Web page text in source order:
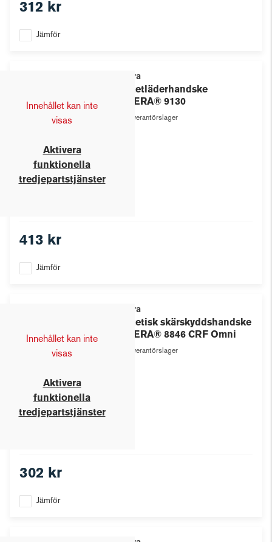
312 kr
Jämför
Innehållet kan inte
visas
Aktivera
funktionella
tredjepartstjänster
Tegera
Syntetläderhandske
TEGERA® 9130
Leverantörslager
413 kr
Jämför
Innehållet kan inte
visas
Aktivera
funktionella
tredjepartstjänster
Tegera
Syntetisk skärskyddshandske
TEGERA® 8846 CRF Omni
Leverantörslager
302 kr
Jämför